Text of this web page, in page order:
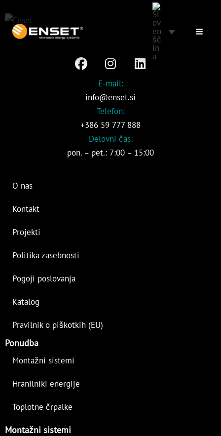
na
vsebino
F
a
e
o
o
I
n
s
t
a
g
r
a
m
L
i
d
i
E-mail:
info@enset.si
Telefon:
+386 59 777 888
Delovni čas:
pon. – pet.: 7:00 – 15:00
O nas
Kontakt
Projekti
Politika zasebnosti
Pogoji poslovanja
Katalog
Pravilnik o piškotkih (EU)
Ponudba
Montažni sistemi
Hranilniki energije
Toplotne črpalke
Montažni sistemi